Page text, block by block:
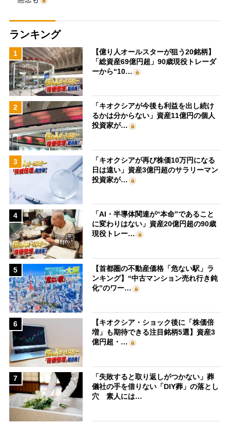
ランキング
1
【億り人オールスターが狙う20銘柄】
「総資産69億円超」90歳現役トレーダ
ーから“10…
2
「キオクシアが今後も利益を出し続け
るかは分からない」資産11億円の個人
投資家が…
3
「キオクシアが再び株価10万円になる
日は遠い」資産3億円超のサラリーマン
投資家が…
4
「AI・半導体関連が“本命”であること
に変わりはない」資産20億円超の90歳
現役トレー…
5
【首都圏の不動産価格「危ない駅」ラ
ンキング】“中古マンション売れ行き鈍
化”のワー…
6
【キオクシア・ショック後に「株価倍
増」も期待できる注目銘柄5選】資産3
億円超・…
7
「失敗すると取り返しがつかない」葬
儀社の手を借りない「DIY葬」の落とし
穴 素人には…